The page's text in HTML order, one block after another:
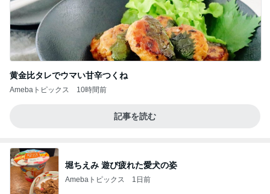
黄金比タレでウマい甘辛つくね
Amebaトピックス 10時間前
記事を読む
堀ちえみ 遊び疲れた愛犬の姿
Amebaトピックス 1日前